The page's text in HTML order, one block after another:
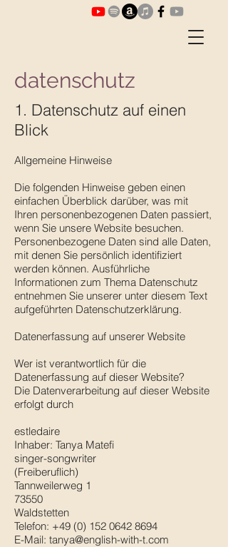
datenschutz
1. Datenschutz auf einen
Blick
Allgemeine Hinweise
Die folgenden Hinweise geben einen
einfachen Überblick darüber, was mit
Ihren personenbezogenen Daten passiert,
wenn Sie unsere Website besuchen.
Personenbezogene Daten sind alle Daten,
mit denen Sie persönlich identifiziert
werden können. Ausführliche
Informationen zum Thema Datenschutz
entnehmen Sie unserer unter diesem Text
aufgeführten Datenschutzerklärung.
Datenerfassung auf unserer Website
Wer ist verantwortlich für die
Datenerfassung auf dieser Website?
Die Datenverarbeitung auf dieser Website
erfolgt durch
estledaire
Inhaber: Tanya Matefi
singer-songwriter
(Freiberuflich)
Tannweilerweg 1
73550
Waldstetten
Telefon: +49 (0) 152 0642 8694
E-Mail: tanya@english-with-t.com